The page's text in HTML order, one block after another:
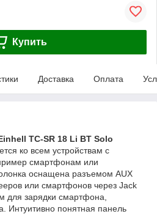
Купить
Доставка Оплата
TC-SR 18 Li BT Solo
ко всем устройствам с
смартфонам или
оснащена разъемом AUX
или смартфонов через Jack
для зарядки смартфона,
Интуитивно понятная панель